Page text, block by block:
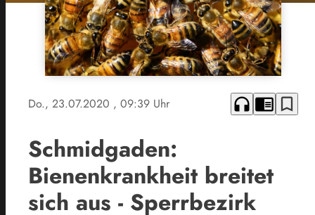
Do., 23.07.2020 , 09:39 Uhr headphones chrome_reader_mode bookmark_border
Schmidgaden:
Bienenkrankheit breitet
sich aus - Sperrbezirk